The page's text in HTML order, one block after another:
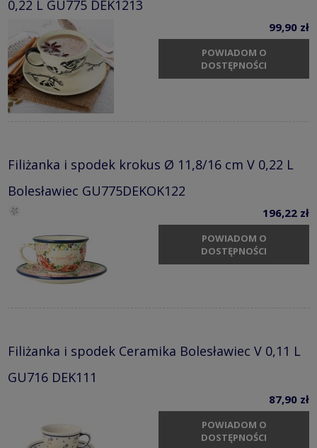
0,22 L GU775 DEK1213
99,90 zł
POWIADOM O
DOSTĘPNOŚCI
Filiżanka i spodek krokus Ø 11,8/16 cm V 0,22 L
Bolesławiec GU775DEKOK122
196,22 zł
POWIADOM O
DOSTĘPNOŚCI
Filiżanka i spodek Ceramika Bolesławiec V 0,11 L
GU716 DEK111
87,90 zł
POWIADOM O
DOSTĘPNOŚCI